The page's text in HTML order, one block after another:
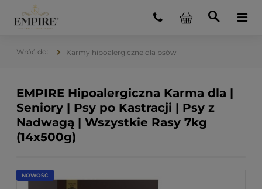
Karmy hipoalergiczne dla psów
EMPIRE Hipoalergiczna Karma dla |
Seniory | Psy po Kastracji | Psy z
Nadwagą | Wszystkie Rasy 7kg
(14x500g)
NOWOŚĆ